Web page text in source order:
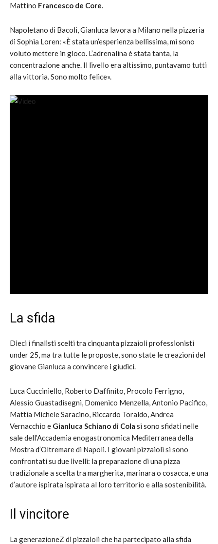
Mattino Francesco de Core.
Napoletano di Bacoli, Gianluca lavora a Milano nella pizzeria
di Sophia Loren: «È stata un’esperienza bellissima, mi sono
voluto mettere in gioco. L’adrenalina è stata tanta, la
concentrazione anche. Il livello era altissimo, puntavamo tutti
alla vittoria. Sono molto felice».
La sfida
Dieci i finalisti scelti tra cinquanta pizzaioli professionisti
under 25, ma tra tutte le proposte, sono state le creazioni del
giovane Gianluca a convincere i giudici.
Luca Cucciniello, Roberto Daffinito, Procolo Ferrigno,
Alessio Guastadisegni, Domenico Menzella, Antonio Pacifico,
Mattia Michele Saracino, Riccardo Toraldo, Andrea
Vernacchio e Gianluca Schiano di Cola si sono sfidati nelle
sale dell’Accademia enogastronomica Mediterranea della
Mostra d’Oltremare di Napoli. I giovani pizzaioli si sono
confrontati su due livelli: la preparazione di una pizza
tradizionale a scelta tra margherita, marinara o cosacca, e una
d’autore ispirata ispirata al loro territorio e alla sostenibilità.
Il vincitore
La generazioneZ di pizzaioli che ha partecipato alla sfida